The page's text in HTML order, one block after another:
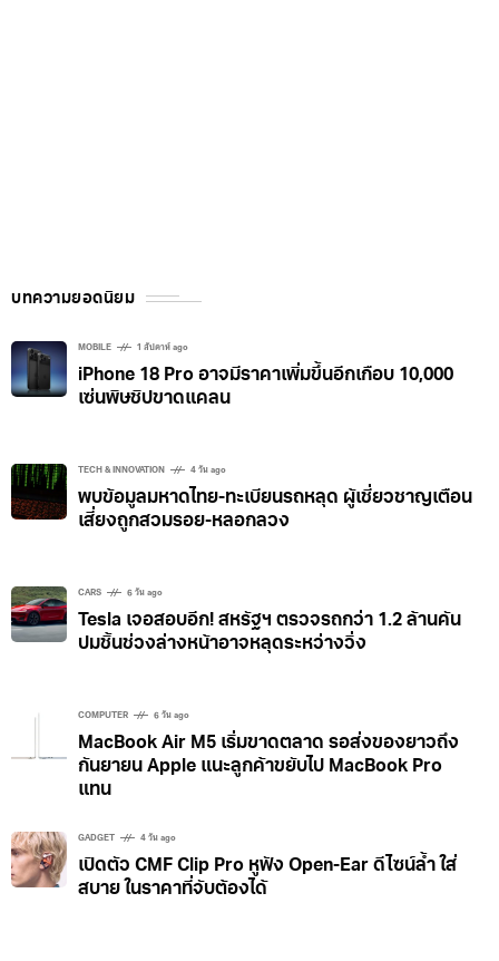
บทความยอดนิยม
MOBILE 1 สัปดาห์ ago
iPhone 18 Pro อาจมีราคาเพิ่มขึ้นอีกเกือบ 10,000
เซ่นพิษชิปขาดแคลน
TECH & INNOVATION 4 วัน ago
พบข้อมูลมหาดไทย-ทะเบียนรถหลุด ผู้เชี่ยวชาญเตือน
เสี่ยงถูกสวมรอย-หลอกลวง
CARS 6 วัน ago
Tesla เจอสอบอีก! สหรัฐฯ ตรวจรถกว่า 1.2 ล้านคัน
ปมชิ้นช่วงล่างหน้าอาจหลุดระหว่างวิ่ง
COMPUTER 6 วัน ago
MacBook Air M5 เริ่มขาดตลาด รอส่งของยาวถึง
กันยายน Apple แนะลูกค้าขยับไป MacBook Pro
แทน
GADGET 4 วัน ago
เปิดตัว CMF Clip Pro หูฟัง Open-Ear ดีไซน์ล้ำ ใส่
สบาย ในราคาที่จับต้องได้